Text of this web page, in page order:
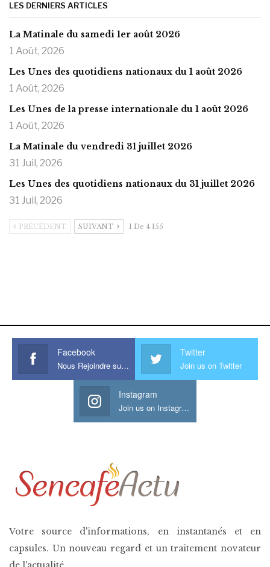
LES DERNIERS ARTICLES
La Matinale du samedi 1er août 2026
1 Août, 2026
Les Unes des quotidiens nationaux du 1 août 2026
1 Août, 2026
Les Unes de la presse internationale du 1 août 2026
1 Août, 2026
La Matinale du vendredi 31 juillet 2026
31 Juil, 2026
Les Unes des quotidiens nationaux du 31 juillet 2026
31 Juil, 2026
PRÉCÉDENT SUIVANT 1 De 4 155
Facebook
Nous Rejoindre sur Facebook
Twitter
Join us on Twitter
Instagram
Join us on Instagram
Votre source d'informations, en instantanés et en
capsules. Un nouveau regard et un traitement novateur